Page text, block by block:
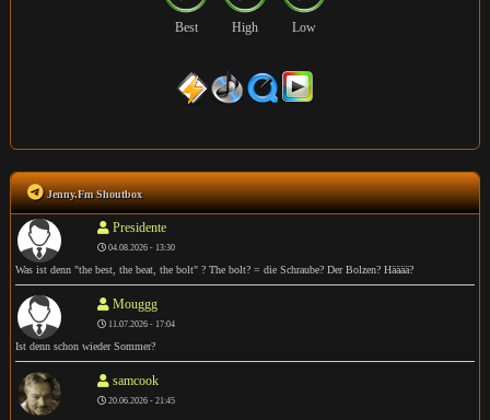
Best High Low
Jenny.Fm Shoutbox
Presidente
04.08.2026 - 13:30
Was ist denn "the best, the beat, the bolt" ? The bolt? = die Schraube? Der Bolzen? Hääää?
Mouggg
11.07.2026 - 17:04
Ist denn schon wieder Sommer?
samcook
20.06.2026 - 21:45